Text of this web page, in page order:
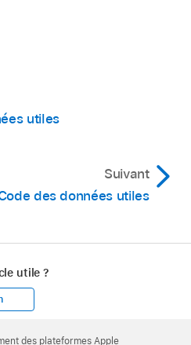
utiles
Suivant
des données utiles
utile ?
des plateformes Apple